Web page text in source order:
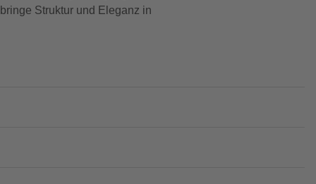
Struktur und Eleganz in